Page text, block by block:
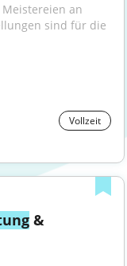
an
Vollzeit
&